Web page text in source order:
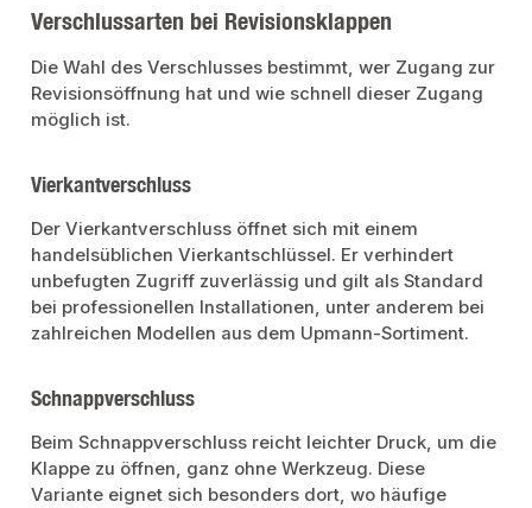
Verschlussarten bei Revisionsklappen
Die Wahl des Verschlusses bestimmt, wer Zugang zur
Revisionsöffnung hat und wie schnell dieser Zugang
möglich ist.
Vierkantverschluss
Der Vierkantverschluss öffnet sich mit einem
handelsüblichen Vierkantschlüssel. Er verhindert
unbefugten Zugriff zuverlässig und gilt als Standard
bei professionellen Installationen, unter anderem bei
zahlreichen Modellen aus dem Upmann-Sortiment.
Schnappverschluss
Beim Schnappverschluss reicht leichter Druck, um die
Klappe zu öffnen, ganz ohne Werkzeug. Diese
Variante eignet sich besonders dort, wo häufige